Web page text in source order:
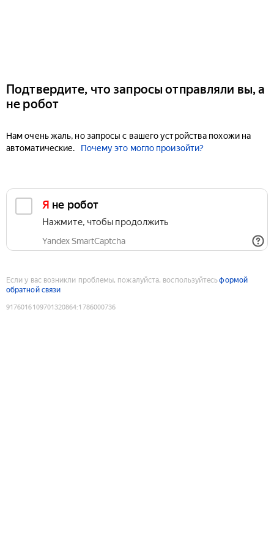
Подтвердите, что запросы отправляли вы, а
не робот
Нам очень жаль, но запросы с вашего устройства похожи на
автоматические.
Почему это могло произойти?
Я не робот
Нажмите, чтобы продолжить
Yandex SmartCaptcha
Если у вас возникли проблемы, пожалуйста, воспользуйтесьформой
обратной связи
9176016109701320864:1786000736